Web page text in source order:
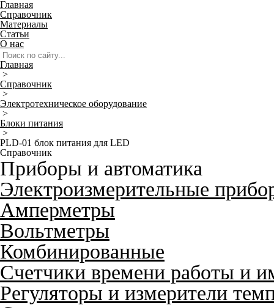
Главная
Справочник
Материалы
Статьи
О нас
Главная
>
Справочник
>
Электротехническое оборудование
>
Блоки питания
>
PLD-01 блок питания для LED
Справочник
Приборы и автоматика
Электроизмерительные
Амперметры
Вольтметры
Комбинированные
Счетчики времени работы и
Регуляторы и измерители